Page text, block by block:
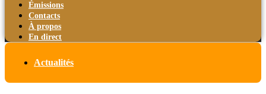
Émissions
Contacts
À propos
En direct
Actualités